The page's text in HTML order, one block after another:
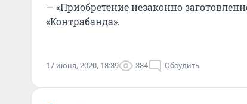
— «Приобретение незаконно
«Контрабанда».
17 июня, 2020, 18:39 384 Обсудить